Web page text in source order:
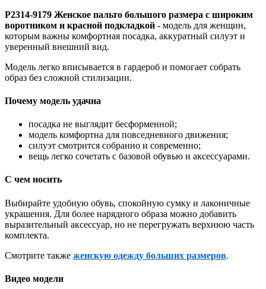
P2314-9179 Женское пальто большого размера с широким
воротником и красной подкладкой - модель для женщин,
которым важны комфортная посадка, аккуратный силуэт и
уверенный внешний вид.
Модель легко вписывается в гардероб и помогает собрать
образ без сложной стилизации.
Почему модель удачна
посадка не выглядит бесформенной;
модель комфортна для повседневного движения;
силуэт смотрится собранно и современно;
вещь легко сочетать с базовой обувью и аксессуарами.
С чем носить
Выбирайте удобную обувь, спокойную сумку и лаконичные
украшения. Для более нарядного образа можно добавить
выразительный аксессуар, но не перегружать верхнюю часть
комплекта.
Смотрите также женскую одежду больших размеров.
Видео модели